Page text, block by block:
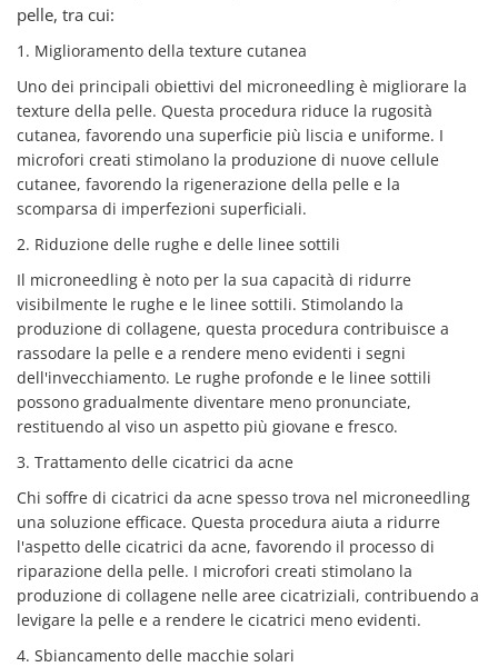
pelle, tra cui:
1. Miglioramento della texture cutanea
Uno dei principali obiettivi del microneedling è migliorare la
texture della pelle. Questa procedura riduce la rugosità
cutanea, favorendo una superficie più liscia e uniforme. I
microfori creati stimolano la produzione di nuove cellule
cutanee, favorendo la rigenerazione della pelle e la
scomparsa di imperfezioni superficiali.
2. Riduzione delle rughe e delle linee sottili
Il microneedling è noto per la sua capacità di ridurre
visibilmente le rughe e le linee sottili. Stimolando la
produzione di collagene, questa procedura contribuisce a
rassodare la pelle e a rendere meno evidenti i segni
dell'invecchiamento. Le rughe profonde e le linee sottili
possono gradualmente diventare meno pronunciate,
restituendo al viso un aspetto più giovane e fresco.
3. Trattamento delle cicatrici da acne
Chi soffre di cicatrici da acne spesso trova nel microneedling
una soluzione efficace. Questa procedura aiuta a ridurre
l'aspetto delle cicatrici da acne, favorendo il processo di
riparazione della pelle. I microfori creati stimolano la
produzione di collagene nelle aree cicatriziali, contribuendo a
levigare la pelle e a rendere le cicatrici meno evidenti.
4. Sbiancamento delle macchie solari